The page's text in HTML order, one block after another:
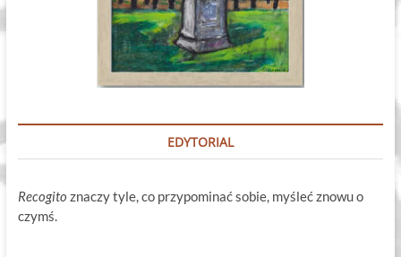
EDYTORIAL
Recogito znaczy tyle, co przypominać sobie, myśleć znowu o
czymś.